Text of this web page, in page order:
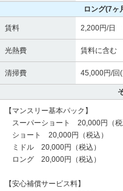
ロング(7ヶ
賃料 2,200円/日
光熱費 賃料に含む
清掃費 45,000円/回
【マンスリー基本パック】
スーパーショート 20,000円（税
ショート 20,000円（税込）
ミドル 20,000円（税込）
ロング 20,000円（税込）
【安心補償サービス料】